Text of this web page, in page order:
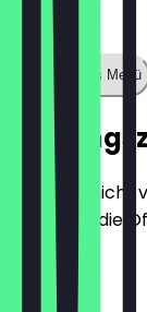
Zeige ganzes Menü
Damit du nicht
halten wir die